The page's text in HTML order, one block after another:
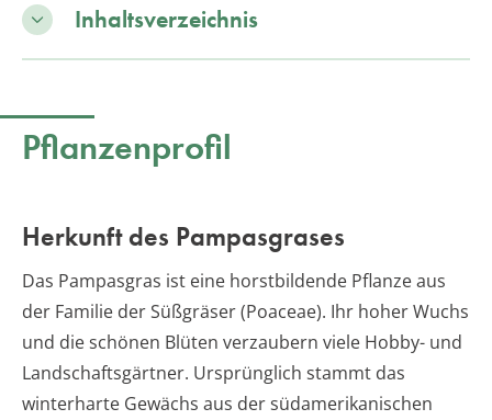
Inhaltsverzeichnis
Pflanzenprofil
Herkunft des Pampasgrases
Das Pampasgras ist eine horstbildende Pflanze aus
der Familie der Süßgräser (Poaceae). Ihr hoher Wuchs
und die schönen Blüten verzaubern viele Hobby- und
Landschaftsgärtner. Ursprünglich stammt das
winterharte Gewächs aus der südamerikanischen